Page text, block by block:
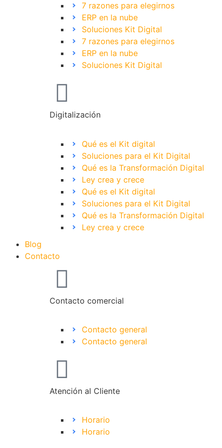
7 razones para elegirnos
ERP en la nube
Soluciones Kit Digital
7 razones para elegirnos
ERP en la nube
Soluciones Kit Digital
Digitalización
Qué es el Kit digital
Soluciones para el Kit Digital
Qué es la Transformación Digital
Ley crea y crece
Qué es el Kit digital
Soluciones para el Kit Digital
Qué es la Transformación Digital
Ley crea y crece
Blog
Contacto
Contacto comercial
Contacto general
Contacto general
Atención al Cliente
Horario
Horario